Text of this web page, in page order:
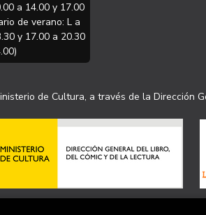
a 14.00 y 17.00
de verano: L a
y 17.00 a 20.30
de Cultura, a través de la Dirección